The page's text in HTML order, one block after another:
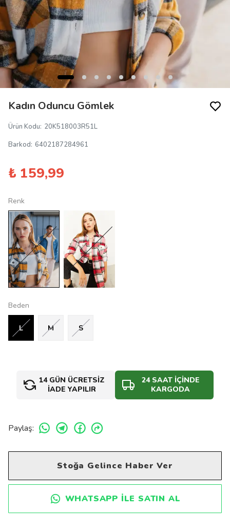
Kadın Oduncu Gömlek
Ürün Kodu: 20K518003R51L
Barkod: 6402187284961
₺ 159,99
Renk
Beden
L M S
14 GÜN ÜCRETSİZ
İADE YAPILIR
24 SAAT İÇİNDE
KARGODA
Paylaş:
Stoğa Gelince Haber Ver
WHATSAPP ILE SATIN AL